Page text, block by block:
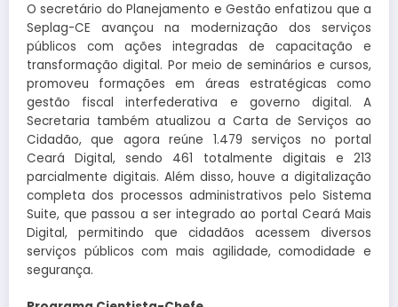
O secretário do Planejamento e Gestão enfatizou que a
Seplag-CE avançou na modernização dos serviços
públicos com ações integradas de capacitação e
transformação digital. Por meio de seminários e cursos,
promoveu formações em áreas estratégicas como
gestão fiscal interfederativa e governo digital. A
Secretaria também atualizou a Carta de Serviços ao
Cidadão, que agora reúne 1.479 serviços no portal
Ceará Digital, sendo 461 totalmente digitais e 213
parcialmente digitais. Além disso, houve a digitalização
completa dos processos administrativos pelo Sistema
Suite, que passou a ser integrado ao portal Ceará Mais
Digital, permitindo que cidadãos acessem diversos
serviços públicos com mais agilidade, comodidade e
segurança.